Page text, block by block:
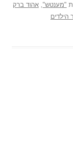
"מענטש" אהוד ברק
הילדים